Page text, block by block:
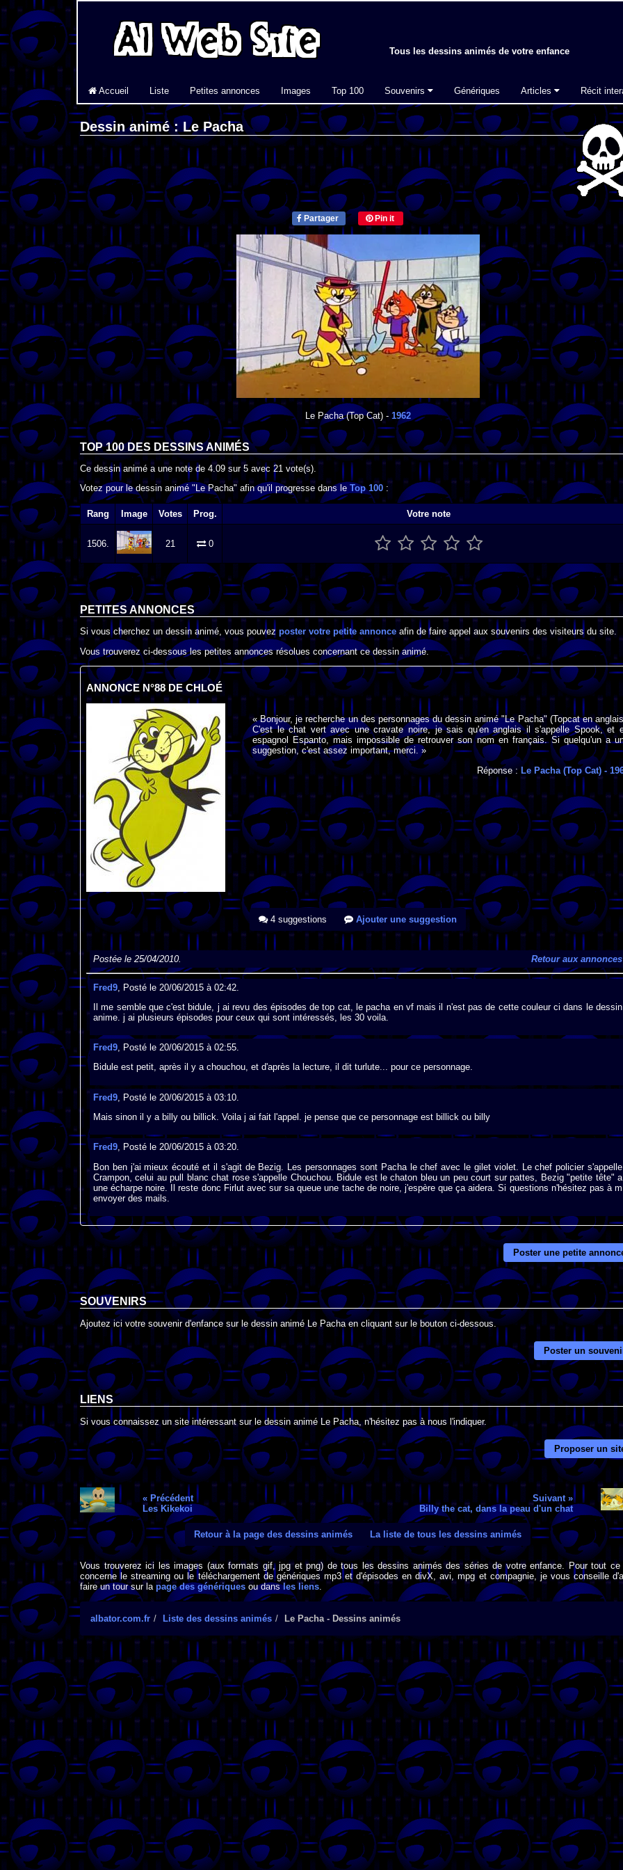
Tous les dessins animés de votre enfance
Accueil Liste Petites annonces Images Top 100 Souvenirs Génériques Articles Récit
Dessin animé : Le Pacha
Partager Pin it
Le Pacha(Top Cat) - 1962
TOP 100 DES DESSINS ANIMÉS
Ce dessin animé a une note de 4.09 sur 5 avec 21 vote(s).
Votez pour le dessin animé "Le Pacha" afin qu'il progresse dans le Top 100 :
Rang Image Votes Prog. Votre note
1506. 21 0
PETITES ANNONCES
Si vous cherchez un dessin animé, vous pouvez poster votre petite annonce afin de faire appel aux souvenirs des visiteurs du site.
Vous trouverez ci-dessous les petites annonces résolues concernant ce dessin animé.
ANNONCE N°88 DE CHLOÉ
« Bonjour, je recherche un des personnages du dessin animé "Le Pacha" (Topcat en
C'est le chat vert avec une cravate noire, je sais qu'en anglais il s'appelle Spook, et
espagnol Espanto, mais impossible de retrouver son nom en français. Si quelqu'un a
suggestion, c'est assez important, merci. »
Réponse :Le Pacha (Top Cat) -
4 suggestions Ajouter une suggestion
Postée le 25/04/2010. Retour aux annonces
Fred9, Posté le 20/06/2015 à 02:42.
Il me semble que c'est bidule, j ai revu des épisodes de top cat, le pacha en vf mais il n'est pas de cette couleur ci dans le dessin
anime. j ai plusieurs épisodes pour ceux qui sont intéressés, les 30 voila.
Fred9, Posté le 20/06/2015 à 02:55.
Bidule est petit, après il y a chouchou, et d'après la lecture, il dit turlute... pour ce personnage.
Fred9, Posté le 20/06/2015 à 03:10.
Mais sinon il y a billy ou billick. Voila j ai fait l'appel. je pense que ce personnage est billick ou billy
Fred9, Posté le 20/06/2015 à 03:20.
Bon ben j'ai mieux écouté et il s'agit de Bezig. Les personnages sont Pacha le chef avec le gilet violet. Le chef policier s'appelle
Crampon, celui au pull blanc chat rose s'appelle Chouchou. Bidule est le chaton bleu un peu court sur pattes, Bezig "petite tête" a
une écharpe noire. Il reste donc Firlut avec sur sa queue une tache de noire, j'espère que ça aidera. Si questions n'hésitez pas à m
envoyer des mails.
Poster une petite
SOUVENIRS
Ajoutez ici votre souvenir d'enfance sur le dessin animé Le Pacha en cliquant sur le bouton ci-dessous.
Poster un
LIENS
Si vous connaissez un site intéressant sur le dessin animé Le Pacha, n'hésitez pas à nous l'indiquer.
Proposer un
« Précédent
Les Kikekoi
Suivant »
Billy the cat, dans la peau d'un chat
Retour à la page des dessins animés La liste de tous les dessins animés
Vous trouverez ici les images (aux formats gif, jpg et png) de tous les dessins animés des séries de votre enfance. Pour tout ce
concerne le streaming ou le téléchargement de génériques mp3 et d'épisodes en divX, avi, mpg et compagnie, je vous conseille
faire un tour sur la page des génériques ou dansles liens.
albator.com.fr Liste des dessins animés Le Pacha - Dessins animés